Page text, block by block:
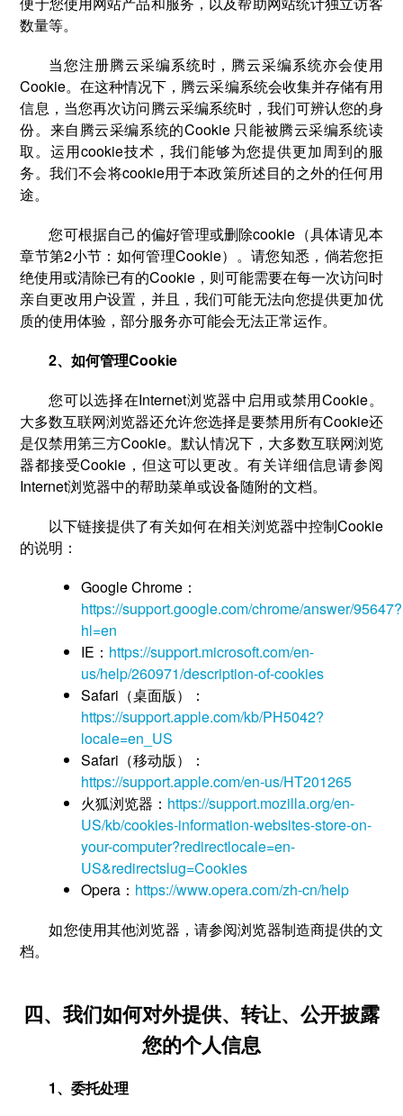
数量等。
当您注册腾云采编系统时，腾云采编系统亦会使用
Cookie。在这种情况下，腾云采编系统会收集并存储有用
信息，当您再次访问腾云采编系统时，我们可辨认您的身
份。来自腾云采编系统的Cookie 只能被腾云采编系统读
取。运用cookie技术，我们能够为您提供更加周到的服
务。我们不会将cookie用于本政策所述目的之外的任何用
途。
您可根据自己的偏好管理或删除cookie（具体请见本
章节第2小节：如何管理Cookie）。请您知悉，倘若您拒
绝使用或清除已有的Cookie，则可能需要在每一次访问时
亲自更改用户设置，并且，我们可能无法向您提供更加优
质的使用体验，部分服务亦可能会无法正常运作。
2、如何管理Cookie
您可以选择在Internet浏览器中启用或禁用Cookie。
大多数互联网浏览器还允许您选择是要禁用所有Cookie还
是仅禁用第三方Cookie。默认情况下，大多数互联网浏览
器都接受Cookie，但这可以更改。有关详细信息请参阅
Internet浏览器中的帮助菜单或设备随附的文档。
以下链接提供了有关如何在相关浏览器中控制Cookie
的说明：
Google Chrome：
https://support.google.com/chrome/answer/95647?
hl=en
IE： https://support.microsoft.com/en-
us/help/260971/description-of-cookies
Safari（桌面版）：
https://support.apple.com/kb/PH5042?
locale=en_US
Safari（移动版）：
https://support.apple.com/en-us/HT201265
火狐浏览器： https://support.mozilla.org/en-
US/kb/cookies-information-websites-store-on-
your-computer?redirectlocale=en-
US&redirectslug=Cookies
Opera： https://www.opera.com/zh-cn/help
如您使用其他浏览器，请参阅浏览器制造商提供的文
档。
四、我们如何对外提供、转让、公开披露
您的个人信息
1、委托处理